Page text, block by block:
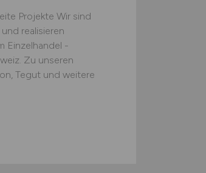
Projekte Wir sind
realisieren
Einzelhandel -
Zu unseren
Tegut und weitere